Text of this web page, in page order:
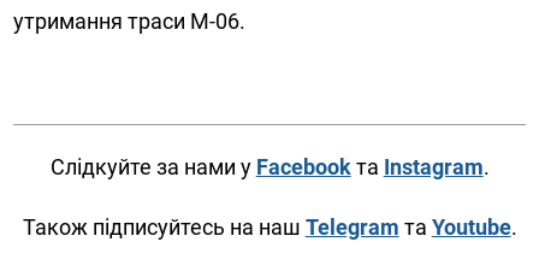
утримання траси М-06.
Слідкуйте за нами у Facebookта Instagram.
Також підписуйтесь на наш Telegram та Youtube.